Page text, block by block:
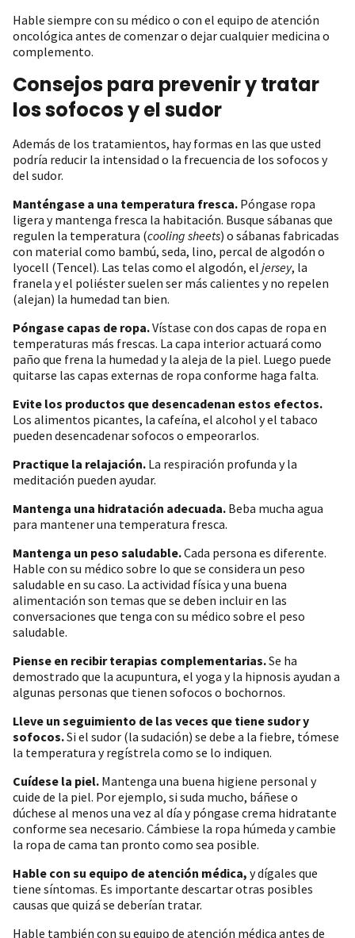
Hable siempre con su médico o con el equipo de atención
oncológica antes de comenzar o dejar cualquier medicina o
complemento.
Consejos para prevenir y tratar
los sofocos y el sudor
Además de los tratamientos, hay formas en las que usted
podría reducir la intensidad o la frecuencia de los sofocos y
del sudor.
Manténgase a una temperatura fresca. Póngase ropa
ligera y mantenga fresca la habitación. Busque sábanas que
regulen la temperatura (cooling sheets) o sábanas fabricadas
con material como bambú, seda, lino, percal de algodón o
lyocell (Tencel). Las telas como el algodón, el jersey, la
franela y el poliéster suelen ser más calientes y no repelen
(alejan) la humedad tan bien.
Póngase capas de ropa.Vístase con dos capas de ropa en
temperaturas más frescas. La capa interior actuará como
paño que frena la humedad y la aleja de la piel. Luego puede
quitarse las capas externas de ropa conforme haga falta.
Evite los productos que desencadenan estos efectos.
Los alimentos picantes, la cafeína, el alcohol y el tabaco
pueden desencadenar sofocos o empeorarlos.
Practique la relajación. La respiración profunda y la
meditación pueden ayudar.
Mantenga una hidratación adecuada. Beba mucha agua
para mantener una temperatura fresca.
Mantenga un peso saludable.Cada persona es diferente.
Hable con su médico sobre lo que se considera un peso
saludable en su caso. La actividad física y una buena
alimentación son temas que se deben incluir en las
conversaciones que tenga con su médico sobre el peso
saludable.
Piense en recibir terapias complementarias.Se ha
demostrado que la acupuntura, el yoga y la hipnosis ayudan a
algunas personas que tienen sofocos o bochornos.
Lleve un seguimiento de las veces que tiene sudor y
sofocos.Si el sudor (la sudación) se debe a la fiebre, tómese
la temperatura y regístrela como se lo indiquen.
Cuídese la piel. Mantenga una buena higiene personal y
cuide de la piel. Por ejemplo, si suda mucho, báñese o
dúchese al menos una vez al día y póngase crema hidratante
conforme sea necesario. Cámbiese la ropa húmeda y cambie
la ropa de cama tan pronto como sea posible.
Hable con su equipo de atención médica, y dígales que
tiene síntomas. Es importante descartar otras posibles
causas que quizá se deberían tratar.
Hable también con su equipo de atención médica antes de